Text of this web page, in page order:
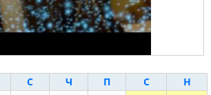
С Ч П С
Н